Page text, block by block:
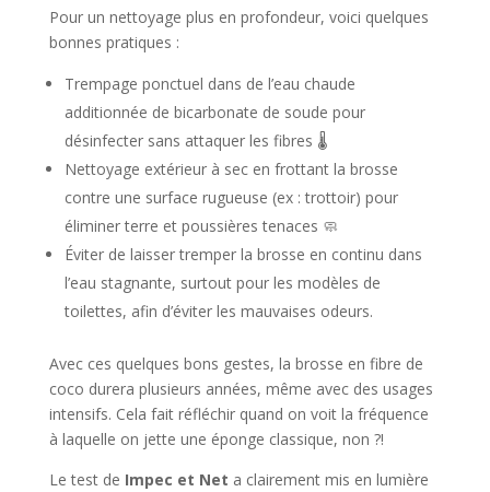
Pour un nettoyage plus en profondeur, voici quelques
bonnes pratiques :
Trempage ponctuel dans de l’eau chaude
additionnée de bicarbonate de soude pour
désinfecter sans attaquer les fibres 🌡️
Nettoyage extérieur à sec en frottant la brosse
contre une surface rugueuse (ex : trottoir) pour
éliminer terre et poussières tenaces 🧼
Éviter de laisser tremper la brosse en continu dans
l’eau stagnante, surtout pour les modèles de
toilettes, afin d’éviter les mauvaises odeurs.
Avec ces quelques bons gestes, la brosse en fibre de
coco durera plusieurs années, même avec des usages
intensifs. Cela fait réfléchir quand on voit la fréquence
à laquelle on jette une éponge classique, non ?!
Le test de Impec et Net a clairement mis en lumière